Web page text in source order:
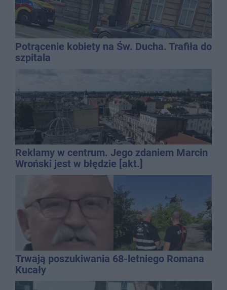
Potrącenie kobiety na Św. Ducha. Trafiła do
szpitala
Reklamy w centrum. Jego zdaniem Marcin
Wroński jest w błędzie [akt.]
Trwają poszukiwania 68-letniego Romana
Kucały